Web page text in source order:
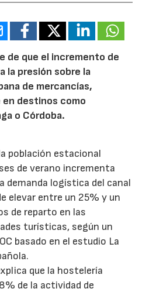
de que el incremento de
la presión sobre la
de mercancías,
destinos como
o Córdoba.
población estacional
de verano incrementa
demanda logística del canal
elevar entre un 25% y un
de reparto en las
turísticas, según un
basado en el estudio La
que la hostelería
de la actividad de